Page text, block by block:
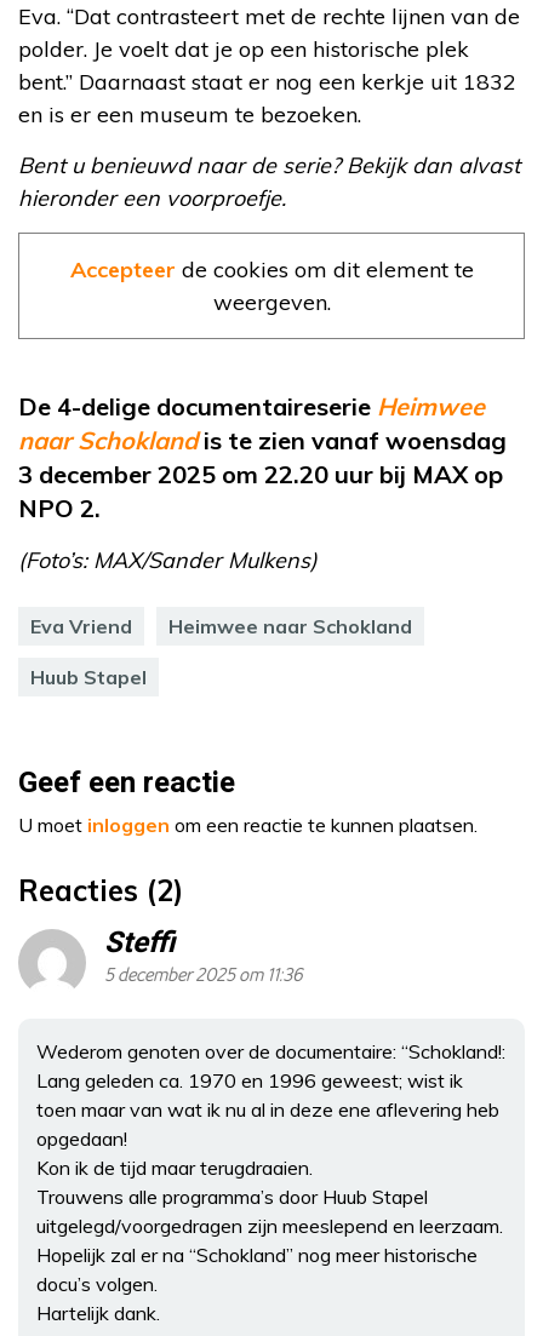
Eva. “Dat contrasteert met de rechte lijnen van de
polder. Je voelt dat je op een historische plek
bent.” Daarnaast staat er nog een kerkje uit 1832
en is er een museum te bezoeken.
Bent u benieuwd naar de serie? Bekijk dan alvast
hieronder een voorproefje.
Accepteer de cookies om dit element te
weergeven.
De 4-delige documentaireserie Heimwee
naar Schoklandis te zien vanaf woensdag
3 december 2025 om 22.20 uur bij MAX op
NPO 2.
(Foto’s: MAX/Sander Mulkens)
Eva Vriend Heimwee naar Schokland
Huub Stapel
Geef een reactie
U moet inloggen om een reactie te kunnen plaatsen.
Reacties (2)
Steffi
5 december 2025 om 11:36
Wederom genoten over de documentaire: “Schokland!:
Lang geleden ca. 1970 en 1996 geweest; wist ik
toen maar van wat ik nu al in deze ene aflevering heb
opgedaan!
Kon ik de tijd maar terugdraaien.
Trouwens alle programma’s door Huub Stapel
uitgelegd/voorgedragen zijn meeslepend en leerzaam.
Hopelijk zal er na “Schokland” nog meer historische
docu’s volgen.
Hartelijk dank.